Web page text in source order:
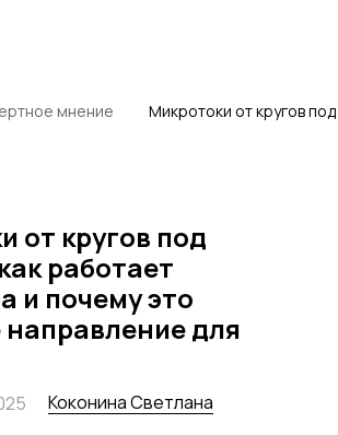
мнение Микротоки от кругов
от кругов под
работает
и почему это
для
Коконина Светлана